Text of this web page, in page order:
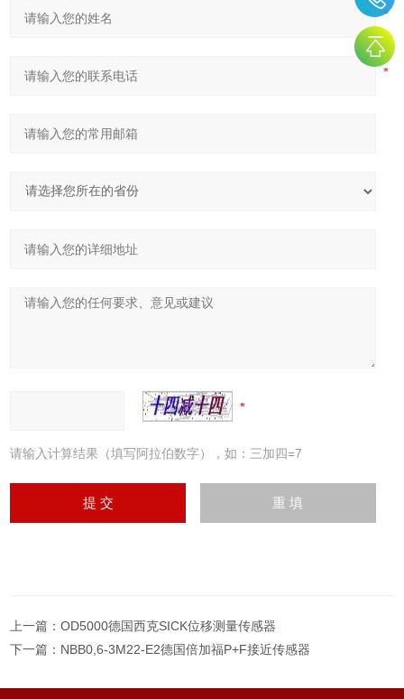
请输入计算结果（填写阿拉伯数字），如：三加四=7
上一篇：OD5000德国西克SICK位移测量传感器
下一篇： NBB0,6-3M22-E2德国倍加福P+F接近传感器